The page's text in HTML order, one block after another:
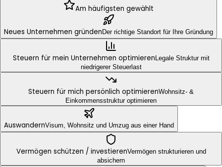
Am häufigsten gewählt
Neues Unternehmen gründen Der richtige Standort für Ihre Gründung
Steuern für mein Unter­nehmen opti­mieren Legale Struktur mit
niedrigerer Steuerlast
Steuern für mich per­sönlich opti­mierenWohnsitz- &
Einkommensstruktur optimieren
AuswandernVisum, Wohnsitz und Umzug aus einer Hand
Vermögen schützen / inves­tierenVermögen strukturieren und
absichern